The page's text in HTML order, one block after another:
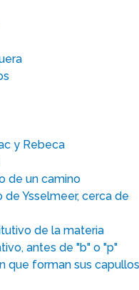
y Rebeca
de un camino
de Ysselmeer, cerca de
de la materia
antes de "b" o "p"
que forman sus